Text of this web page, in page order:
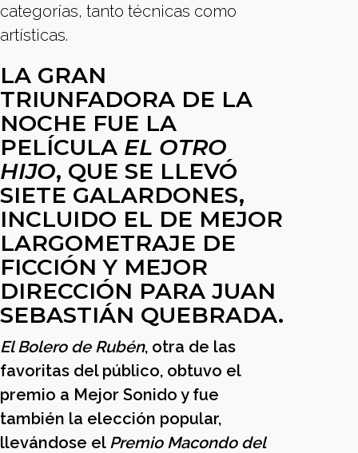
categorías, tanto técnicas como
artísticas.
LA GRAN
TRIUNFADORA DE LA
NOCHE FUE LA
PELÍCULA EL OTRO
HIJO, QUE SE LLEVÓ
SIETE GALARDONES,
INCLUIDO EL DE MEJOR
LARGOMETRAJE DE
FICCIÓN Y MEJOR
DIRECCIÓN PARA JUAN
SEBASTIÁN QUEBRADA.
El Bolero de Rubén, otra de las
favoritas del público, obtuvo el
premio a Mejor Sonido y fue
también la elección popular,
llevándose el Premio Macondo del